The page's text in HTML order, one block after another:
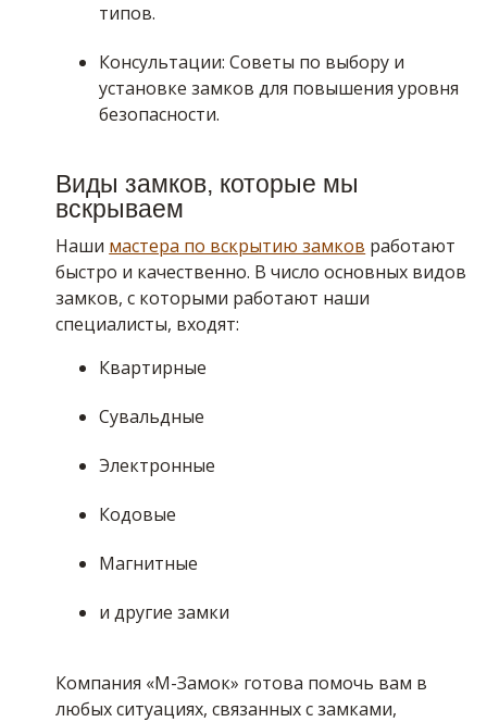
типов.
Консультации: Советы по выбору и
установке замков для повышения уровня
безопасности.
Виды замков, которые мы
вскрываем
Наши мастера по вскрытию замков работают
быстро и качественно. В число основных видов
замков, с которыми работают наши
специалисты, входят:
Квартирные
Сувальдные
Электронные
Кодовые
Магнитные
и другие замки
Компания «М-Замок» готова помочь вам в
любых ситуациях, связанных с замками,